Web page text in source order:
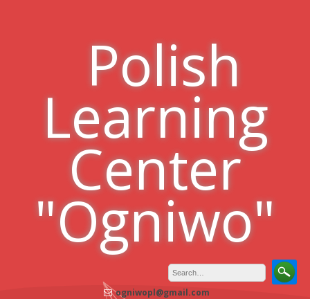
Polish
Learning
Center
"Ogniwo"
ogniwopl@gmail.com